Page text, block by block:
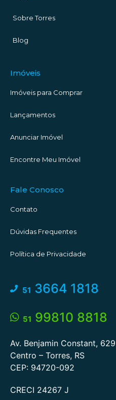
Sobre Torres
Blog
Imóveis
Imóveis para Comprar
Lançamentos
Anunciar Imóvel
Encontre Meu Imóvel
Fale Conosco
Contato
Dúvidas Frequentes
Política de Privacidade
51 3664 1818
51 99810 8818
Av. Benjamin Constant, 629
Centro – Torres, RS
CEP: 94720-092
CRECI 24267 J